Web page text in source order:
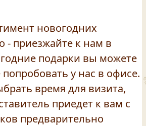
новогодних
- приезжайте к нам в
подарки вы можете
у нас в офисе.
время для визита,
приедет к вам с
предварительно